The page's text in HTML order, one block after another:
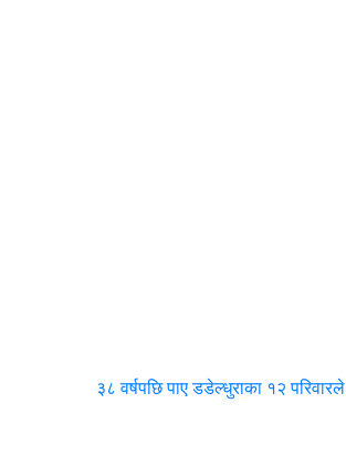
३८ वर्षपछि पाए डडेल्धुराका १२ परिवारले